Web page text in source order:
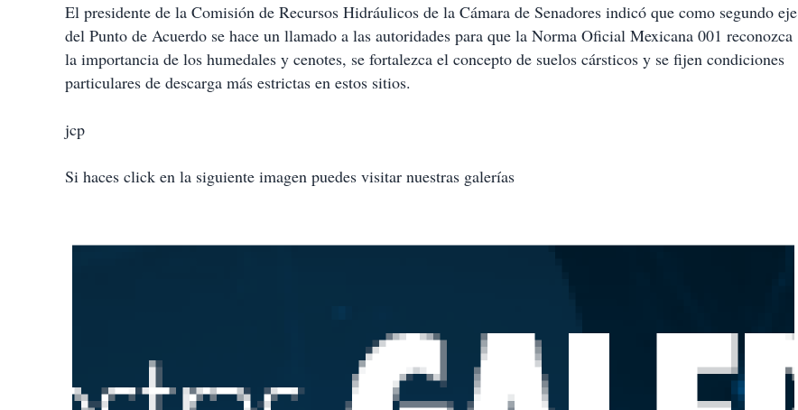
El presidente de la Comisión de Recursos Hidráulicos de la Cámara de Senadores indicó que como segundo eje
del Punto de Acuerdo se hace un llamado a las autoridades para que la Norma Oficial Mexicana 001 reconozca
la importancia de los humedales y cenotes, se fortalezca el concepto de suelos cársticos y se fijen condiciones
particulares de descarga más estrictas en estos sitios.
jcp
Si haces click en la siguiente imagen puedes visitar nuestras galerías